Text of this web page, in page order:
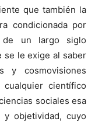
que también la
condicionada por
de un largo siglo
se le exige al saber
y cosmovisiones
científico
sociales esa
y objetividad, cuyo